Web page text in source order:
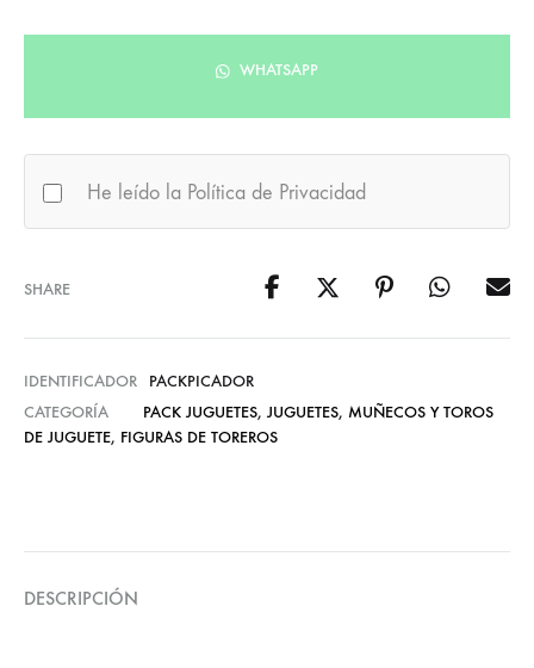
WHATSAPP
He leído la Política de Privacidad
SHARE
IDENTIFICADOR
PACKPICADOR
CATEGORÍA
PACK JUGUETES, JUGUETES, MUÑECOS Y TOROS
DE JUGUETE, FIGURAS DE TOREROS
DESCRIPCIÓN